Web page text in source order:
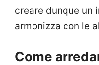
creare dunque un
armonizza con le
Come